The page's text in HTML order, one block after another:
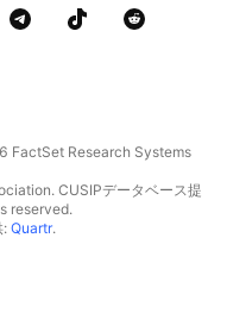
FactSet Research Systems
CUSIPデータベース提
reserved.
:Quartr.